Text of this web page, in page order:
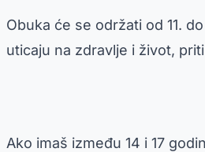
Obuka će se održati od 11.
uticaju na zdravlje i život,
Ako imaš između 14 i 17